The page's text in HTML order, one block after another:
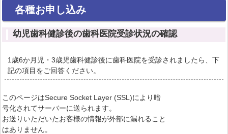
各種お申し込み
幼児歯科健診後の歯科医院受診状況の確認
1歳6か月児・3歳児歯科健診後に歯科医院を受診されましたら、下
記の項目をご回答ください。
このページはSecure Socket Layer (SSL)により暗
号化されてサーバーに送られます。
お送りいただいたお客様の情報が外部に漏れること
はありません。